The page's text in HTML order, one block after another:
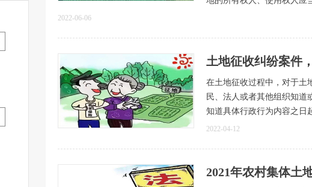
2022-06-06
土地征收纠纷案件
在土地征收过程中，对于土
民、法人或者其他组织知道
知道具体行政行为内容之日
2022-04-12
2021年农村集体土